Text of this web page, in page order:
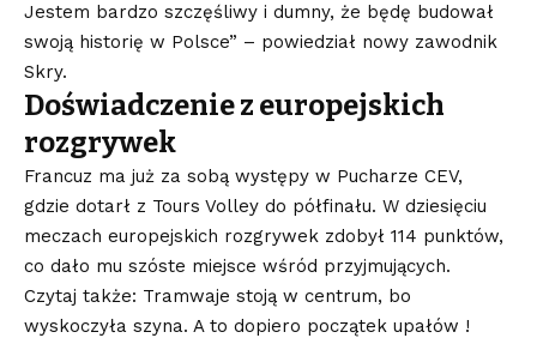
Jestem bardzo szczęśliwy i dumny, że będę budował
swoją historię w Polsce” – powiedział nowy zawodnik
Skry.
Doświadczenie z europejskich
rozgrywek
Francuz ma już za sobą występy w Pucharze CEV,
gdzie dotarł z Tours Volley do półfinału. W dziesięciu
meczach europejskich rozgrywek zdobył 114 punktów,
co dało mu szóste miejsce wśród przyjmujących.
Czytaj także: Tramwaje stoją w centrum, bo
wyskoczyła szyna. A to dopiero początek upałów !